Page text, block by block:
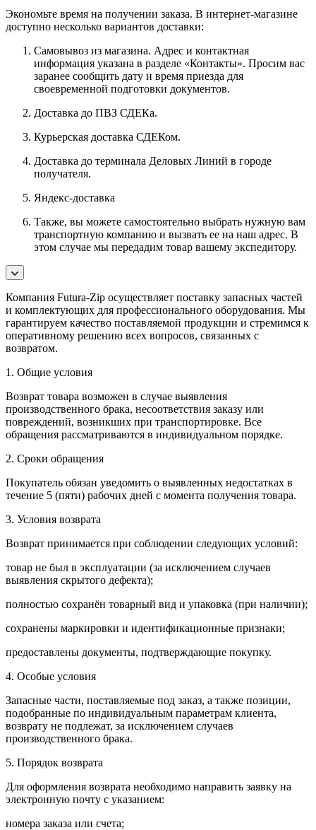
Экономьте время на получении заказа. В интернет-магазине
доступно несколько вариантов доставки:
Самовывоз из магазина. Адрес и контактная
информация указана в разделе «Контакты». Просим вас
заранее сообщить дату и время приезда для
своевременной подготовки документов.
Доставка до ПВЗ СДЕКа.
Курьерская доставка СДЕКом.
Доставка до терминала Деловых Линий в городе
получателя.
Яндекс-доставка
Также, вы можете самостоятельно выбрать нужную вам
транспортную компанию и вызвать ее на наш адрес. В
этом случае мы передадим товар вашему экспедитору.
Компания Futura-Zip осуществляет поставку запасных частей
и комплектующих для профессионального оборудования. Мы
гарантируем качество поставляемой продукции и стремимся к
оперативному решению всех вопросов, связанных с
возвратом.
1. Общие условия
Возврат товара возможен в случае выявления
производственного брака, несоответствия заказу или
повреждений, возникших при транспортировке. Все
обращения рассматриваются в индивидуальном порядке.
2. Сроки обращения
Покупатель обязан уведомить о выявленных недостатках в
течение 5 (пяти) рабочих дней с момента получения товара.
3. Условия возврата
Возврат принимается при соблюдении следующих условий:
товар не был в эксплуатации (за исключением случаев
выявления скрытого дефекта);
полностью сохранён товарный вид и упаковка (при наличии);
сохранены маркировки и идентификационные признаки;
предоставлены документы, подтверждающие покупку.
4. Особые условия
Запасные части, поставляемые под заказ, а также позиции,
подобранные по индивидуальным параметрам клиента,
возврату не подлежат, за исключением случаев
производственного брака.
5. Порядок возврата
Для оформления возврата необходимо направить заявку на
электронную почту с указанием:
номера заказа или счета;